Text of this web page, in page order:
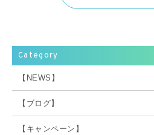
Category
【NEWS】
【ブログ】
【キャンペーン】